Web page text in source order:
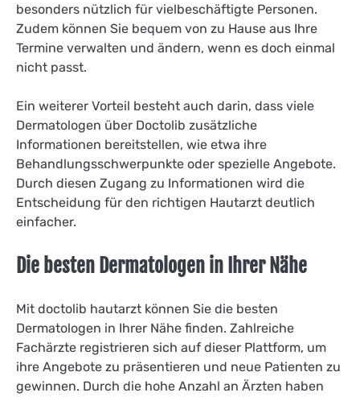
besonders nützlich für vielbeschäftigte Personen.
Zudem können Sie bequem von zu Hause aus Ihre
Termine verwalten und ändern, wenn es doch einmal
nicht passt.
Ein weiterer Vorteil besteht auch darin, dass viele
Dermatologen über Doctolib zusätzliche
Informationen bereitstellen, wie etwa ihre
Behandlungsschwerpunkte oder spezielle Angebote.
Durch diesen Zugang zu Informationen wird die
Entscheidung für den richtigen Hautarzt deutlich
einfacher.
Die besten Dermatologen in Ihrer Nähe
Mit doctolib hautarzt können Sie die besten
Dermatologen in Ihrer Nähe finden. Zahlreiche
Fachärzte registrieren sich auf dieser Plattform, um
ihre Angebote zu präsentieren und neue Patienten zu
gewinnen. Durch die hohe Anzahl an Ärzten haben